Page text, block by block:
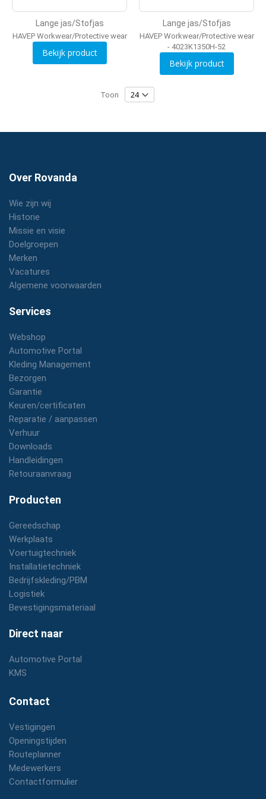
Lange jas/Stofjas
HAVEP Workwear/Protective wear
Bekijk product
Lange jas/Stofjas
HAVEP Workwear/Protective wear
- 4023K1350H-52
Bekijk product
Toon
Over Rovanda
Wie zijn wij
Historie
Missie en visie
Doelgroepen
Merken
Vacatures
Algemene voorwaarden
Services
Webshop
Automotive Portal
Kleding Management
Bezorgen
Garantie
Keuren/certificaten
Reparatie / aanpassen
Verhuur
Downloads
Handleidingen
Retouraanvraag
Producten
Gereedschap
Werkplaats
Voertuigtechniek
Installatietechniek
Bedrijfskleding/PBM
Logistiek
Bevestigingsmateriaal
Direct naar
Automotive Portal
KMS
Contact
Vestigingen
Openingstijden
Routeplanner
Medewerkers
Contactformulier